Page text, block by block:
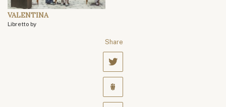
VALENTINA
Libretto by
Share